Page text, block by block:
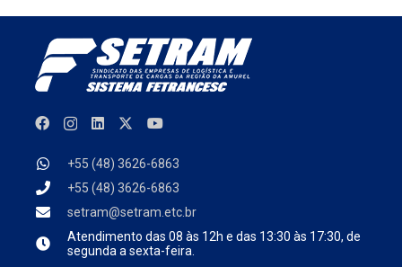
+55 (48) 3626-6863
+55 (48) 3626-6863
setram@setram.etc.br
Atendimento das 08 às 12h e das 13:30 às 17:30, de
segunda a sexta-feira.